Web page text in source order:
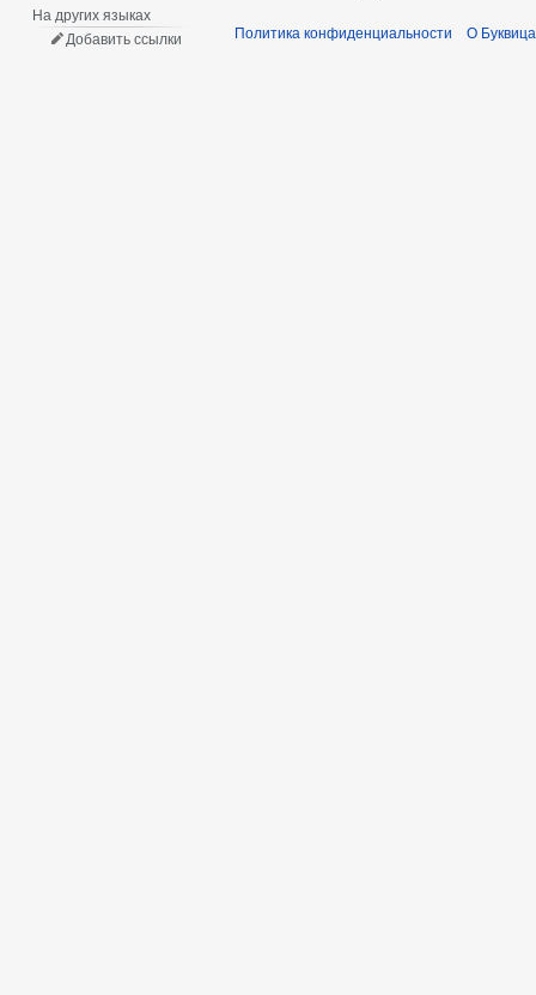
На других языках
Добавить ссылки
Политика конфиденциальности О Буквица